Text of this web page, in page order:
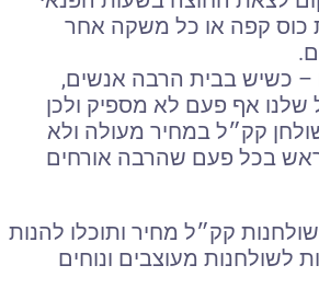
כוס קפה או כל משקה אחר
.
– כשיש בבית הרבה אנשים,
שלנו אף פעם לא מספיק ולכן
קק״ל במחיר מעולה ולא
בכל פעם שהרבה אורחים
קק״ל מחיר ותוכלו להנות
לשולחנות מעוצבים ונוחים